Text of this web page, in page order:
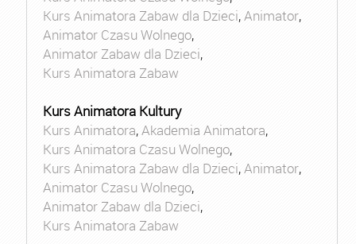
Kurs Animatora Zabaw dla Dzieci,Animator,
Animator Czasu Wolnego,
Animator Zabaw dla Dzieci,
Kurs Animatora Zabaw
Kurs Animatora Kultury
Kurs Animatora,Akademia Animatora,
Kurs Animatora Czasu Wolnego,
Kurs Animatora Zabaw dla Dzieci,Animator,
Animator Czasu Wolnego,
Animator Zabaw dla Dzieci,
Kurs Animatora Zabaw